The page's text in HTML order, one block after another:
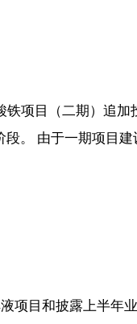
项目（二期）追
。 由于一期项目建
目和披露上半年